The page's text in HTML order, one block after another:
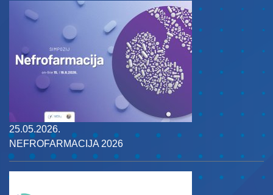
25.05.2026.
NEFROFARMACIJA 2026